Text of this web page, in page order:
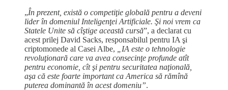
„În prezent, există o competiţie globală pentru a deveni
lider în domeniul Inteligenţei Artificiale. Şi noi vrem ca
Statele Unite să cîştige această cursă”, a declarat cu
acest prilej David Sacks, responsabilul pentru IA şi
criptomonede al Casei Albe,
„IA este o tehnologie
revoluţionară care va avea consecinţe profunde atît
pentru economie, cît şi pentru securitatea naţională,
aşa că este foarte important ca America să rămînă
puterea dominantă în acest domeniu”.